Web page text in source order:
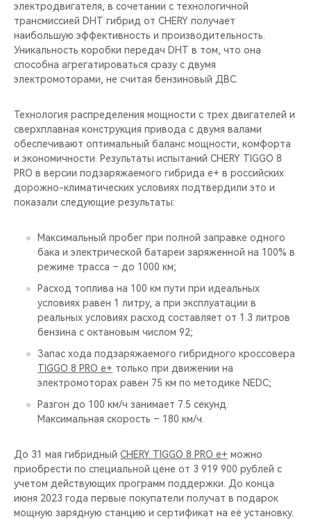
электродвигателя, в сочетании с технологичной
трансмиссией DHT гибрид от CHERY получает
наибольшую эффективность и производительность.
Уникальность коробки передач DHT в том, что она
способна агрегатироваться сразу с двумя
электромоторами, не считая бензиновый ДВС.
Технология распределения мощности с трех двигателей и
сверхплавная конструкция привода с двумя валами
обеспечивают оптимальный баланс мощности, комфорта
и экономичности. Результаты испытаний CHERY TIGGO 8
PRO в версии подзаряжаемого гибрида e+ в российских
дорожно-климатических условиях подтвердили это и
показали следующие результаты:
Максимальный пробег при полной заправке одного
бака и электрической батареи заряженной на 100% в
режиме трасса – до 1000 км;
Расход топлива на 100 км пути при идеальных
условиях равен 1 литру, а при эксплуатации в
реальных условиях расход составляет от 1.3 литров
бензина с октановым числом 92;
Запас хода подзаряжаемого гибридного кроссовера
TIGGO 8 PRO e+ только при движении на
электромоторах равен 75 км по методике NEDC;
Разгон до 100 км/ч занимает 7.5 секунд.
Максимальная скорость – 180 км/ч.
До 31 мая гибридный CHERY TIGGO 8 PRO е+ можно
приобрести по специальной цене от 3 919 900 рублей с
учетом действующих программ поддержки. До конца
июня 2023 года первые покупатели получат в подарок
мощную зарядную станцию и сертификат на её установку.